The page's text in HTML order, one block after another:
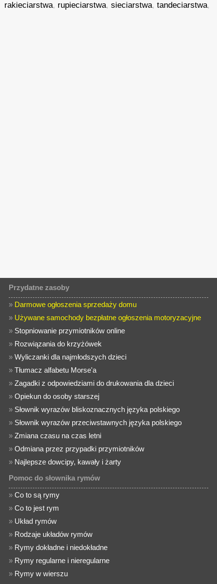
rakieciarstwa, rupieciarstwa,sieciarstwa,tandeciarstwa,
Przydatne zasoby
» Darmowe ogłoszenia sprzedaży domu
» Używane samochody bezpłatne ogłoszenia motoryzacyjne
» Stopniowanie przymiotników online
» Rozwiązania do krzyżówek
»Wyliczanki dla najmłodszych dzieci
»Tłumacz alfabetu Morse'a
»Zagadki z odpowiedziami do drukowania dla dzieci
»Opiekun do osoby starszej
» Słownik wyrazów bliskoznacznych języka polskiego
» Słownik wyrazów przeciwstawnych języka polskiego
»Zmiana czasu na czas letni
»Odmiana przez przypadki przymiotników
» Najlepsze dowcipy, kawały i żarty
Pomoc do słownika rymów
»Co to są rymy
»Co to jest rym
» Układ rymów
» Rodzaje układów rymów
» Rymy dokładne i niedokładne
» Rymy regularne i nieregularne
» Rymy w wierszu